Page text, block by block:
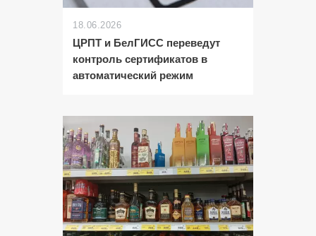
18.06.2026
ЦРПТ и БелГИСС переведут
контроль сертификатов в
автоматический режим